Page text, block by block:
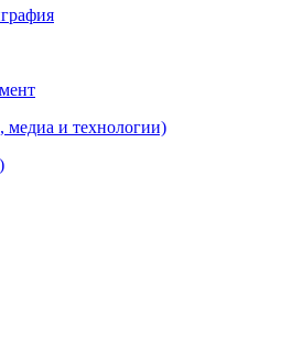
и технологии)